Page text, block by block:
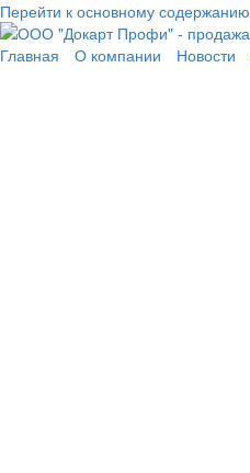
Перейти к основному содержанию
Главная
О компании Новости